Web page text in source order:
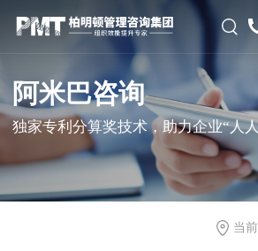
阿米巴咨询
独家专利分算奖技术，助力企业“人
当